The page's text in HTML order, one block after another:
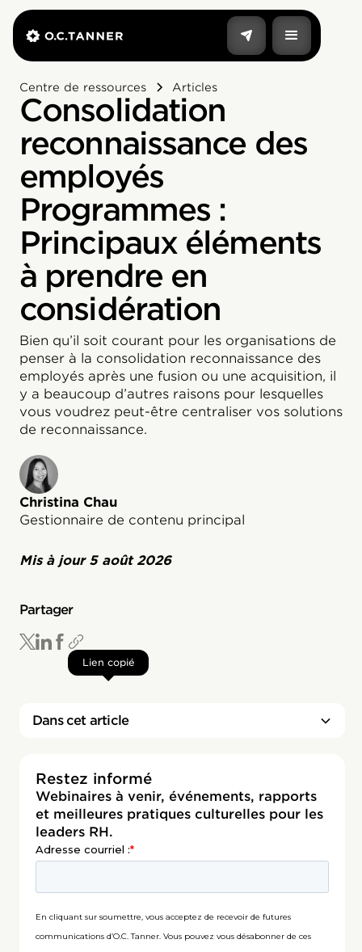
Centre de ressources Articles
Consolidation
reconnaissance des
employés
Programmes :
Principaux éléments
à prendre en
considération
Bien qu’il soit courant pour les organisations de
penser à la consolidation reconnaissance des
employés après une fusion ou une acquisition, il
y a beaucoup d’autres raisons pour lesquelles
vous voudrez peut-être centraliser vos solutions
de reconnaissance.
Christina Chau
Gestionnaire de contenu principal
Mis à jour 5 août 2026
Partager
Lien copié
Dans cet article
Restez informé
Webinaires à venir, événements, rapports
et meilleures pratiques culturelles pour les
leaders RH.